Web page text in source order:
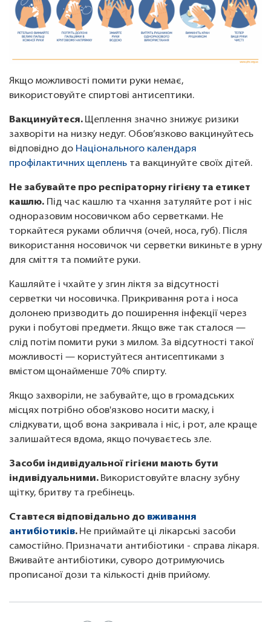
Якщо можливості помити руки немає,
використовуйте спиртові антисептики.
Вакцинуйтеся. Щеплення значно знижує ризики
захворіти на низку недуг. Обов’язково вакцинуйтесь
відповідно до Національного календаря
профілактичних щеплень та вакцинуйте своїх дітей.
Не забувайте про респіраторну гігієну та етикет
кашлю. Під час кашлю та чхання затуляйте рот і ніс
одноразовим носовичком або серветками. Не
торкайтеся руками обличчя (очей, носа, губ). Після
використання носовичок чи серветки викиньте в урну
для сміття та помийте руки.
Кашляйте і чхайте у згин ліктя за відсутності
серветки чи носовичка. Прикривання рота і носа
долонею призводить до поширення інфекції через
руки і побутові предмети. Якщо вже так сталося —
слід потім помити руки з милом. За відсутності такої
можливості — користуйтеся антисептиками з
вмістом щонайменше 70% спирту.
Якщо захворіли, не забувайте, що в громадських
місцях потрібно обов'язково носити маску, і
слідкувати, щоб вона закривала і ніс, і рот, але краще
залишайтеся вдома, якщо почуваєтесь зле.
Засоби індивідуальної гігієни мають бути
індивідуальними. Використовуйте власну зубну
щітку, бритву та гребінець.
Ставтеся відповідально до вживання
антибіотиків. Не приймайте ці лікарські засоби
самостійно. Призначати антибіотики - справа лікаря.
Вживайте антибіотики, суворо дотримуючись
прописаної дози та кількості днів прийому.